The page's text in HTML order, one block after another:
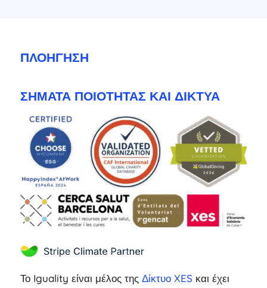
ΠΛΟΉΓΗΣΗ
ΣΉΜΑΤΑ ΠΟΙΌΤΗΤΑΣ ΚΑΙ ΔΊΚΤΥΑ
Το Iguality είναι μέλος της Δίκτυο XES και έχει